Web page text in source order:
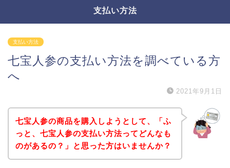
支払い方法
支払い方法
七宝人参の支払い方法を調べている方
へ
2021年9月1日
七宝人参の商品を購入しようとして、「ふ
っと、七宝人参の支払い方法ってどんなも
のがあるの？」と思った方はいませんか？